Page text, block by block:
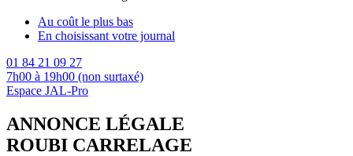
Au coût le plus bas
En choisissant votre journal
01 84 21 09 27
7h00 à 19h00 (non surtaxé)
Espace JAL-Pro
ANNONCE LÉGALE
ROUBI CARRELAGE